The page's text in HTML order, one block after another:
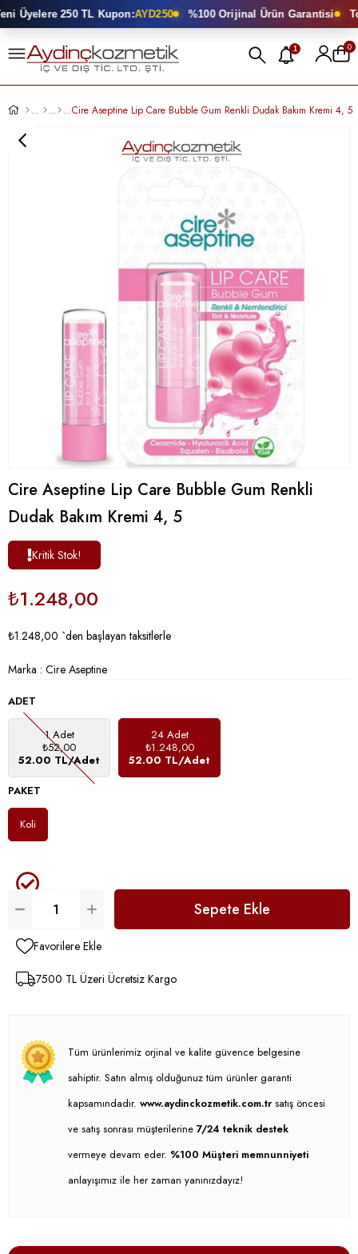
Üyelere 250 TL Kupon:AYD250 %100 Orijinal Ürün Garantisi
1 0
Cire Aseptine Lip Care Bubble Gum Renkli Dudak Bakım Kremi 4, 5
Cire Aseptine Lip Care Bubble Gum Renkli
Dudak Bakım Kremi 4, 5
Kritik Stok!
₺1.248,00
₺1.248,00 `den başlayan taksitlerle
Marka : Cire Aseptine
ADET
1 Adet
₺52,00
52.00 TL/Adet
24 Adet
₺1.248,00
52.00 TL/Adet
PAKET
Koli
Favorilere Ekle
7500 TL Üzeri Ücretsiz Kargo
Tüm ürünlerimiz orjinal ve kalite güvence belgesine
sahiptir. Satın almış olduğunuz tüm ürünler garanti
kapsamındadır. www.aydinckozmetik.com.tr satış öncesi
ve satış sonrası müşterilerine 7/24 teknik destek
vermeye devam eder. %100 Müşteri memnunniyeti
anlayışımız ile her zaman yanınızdayız!